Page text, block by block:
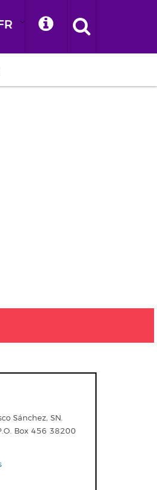
Sánchez, SN.
Box 456 38200